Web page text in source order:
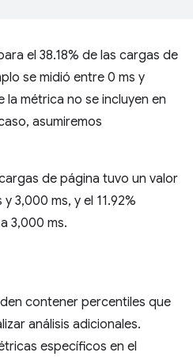
el 38.18% de las cargas de
se midió entre 0 ms y
la métrica no se incluyen en
asumiremos
de página tuvo un valor
3,000 ms, y el 11.92%
3,000 ms.
contener percentiles que
análisis adicionales.
específicos en el